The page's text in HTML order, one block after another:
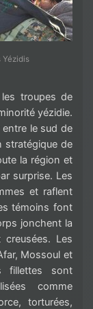
Yézidis
troupes de
yézidie.
entre le sud de
stratégique de
la région et
surprise. Les
et raflent
témoins font
jonchent la
Les
Mossoul et
fillettes sont
comme
torturées,